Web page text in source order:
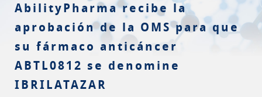
AbilityPharma recibe la
aprobación de la OMS para que
su fármaco anticáncer
ABTL0812 se denomine
IBRILATAZAR